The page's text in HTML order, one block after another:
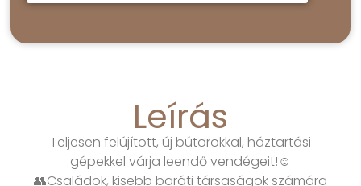
Leírás
Teljesen felújított, új bútorokkal, háztartási
gépekkel várja leendő vendégeit!☺️
👥Családok, kisebb baráti társaságok számára